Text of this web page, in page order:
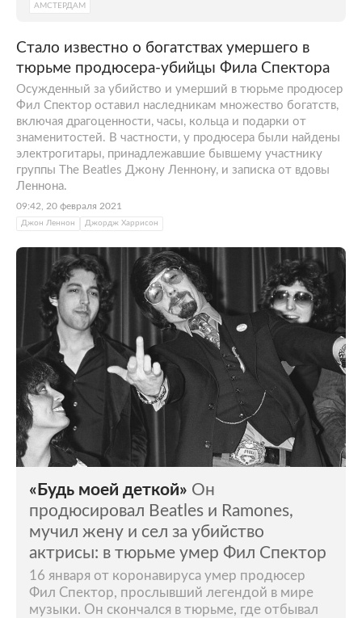
АМСТЕРДАМ
Стало известно о богатствах умершего в
тюрьме продюсера-убийцы Фила Спектора
Осужденный за убийство и умерший в тюрьме продюсер
Фил Спектор оставил наследникам множество богатств,
включая драгоценности, часы, кольца и подарки от
знаменитостей. В частности, у продюсера были найдены
электрогитары, принадлежавшие бывшему участнику
группы The Beatles Джону Леннону, и записка от вдовы
Леннона.
09:42, 20 февраля 2021
Джон Леннон Джордж Харрисон
«Будь моей деткой» Он
продюсировал Beatles и Ramones,
мучил жену и сел за убийство
актрисы: в тюрьме умер Фил Спектор
16 января от коронавируса умер продюсер
Фил Спектор, прослывший легендой в мире
музыки. Он скончался в тюрьме, где отбывал